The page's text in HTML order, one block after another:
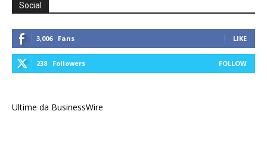
Social
3,006 Fans LIKE
238 Followers FOLLOW
Ultime da BusinessWire